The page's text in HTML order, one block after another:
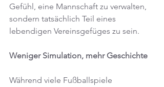
Gefühl, eine Mannschaft zu verwalten,
sondern tatsächlich Teil eines
lebendigen Vereinsgefüges zu sein.
Weniger Simulation, mehr Geschichte
Während viele Fußballspiele